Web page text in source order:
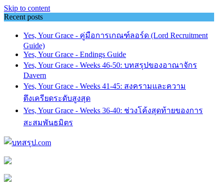
Skip to content
Recent posts
Yes, Your Grace - คู่มือการเกณฑ์ลอร์ด (Lord Recruitment
Guide)
Yes, Your Grace - Endings Guide
Yes, Your Grace - Weeks 46-50: บทสรุปของอาณาจักร
Davern
Yes, Your Grace - Weeks 41-45: สงครามและความ
ตึงเครียดระดับสูงสุด
Yes, Your Grace - Weeks 36-40: ช่วงโค้งสุดท้ายของการ
สะสมพันธมิตร